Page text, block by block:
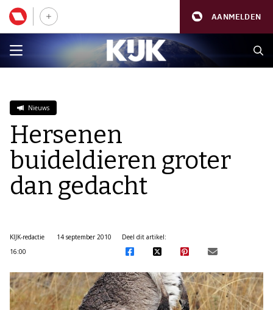
AANMELDEN
Nieuws
Hersenen
buideldieren groter
dan gedacht
KIJK-redactie
14 september 2010
16:00
Deel dit artikel: